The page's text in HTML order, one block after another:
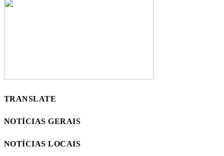
TRANSLATE
NOTÍCIAS GERAIS
NOTÍCIAS LOCAIS